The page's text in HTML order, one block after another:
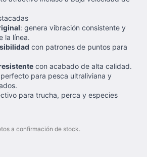
: genera vibración consistente y
la línea.
con patrones de puntos para
con acabado de alta calidad.
perfecto para pesca ultraliviana y
para trucha, perca y especies
a confirmación de stock.